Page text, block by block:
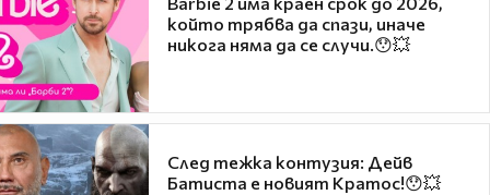
който трябва да спази, иначе
никога няма да се случи.😯💥
След тежка контузия: Дейв
Батиста е новият Кратос!😯💥